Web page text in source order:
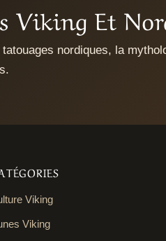
Viking Et
nordiques, la
Viking
Viking